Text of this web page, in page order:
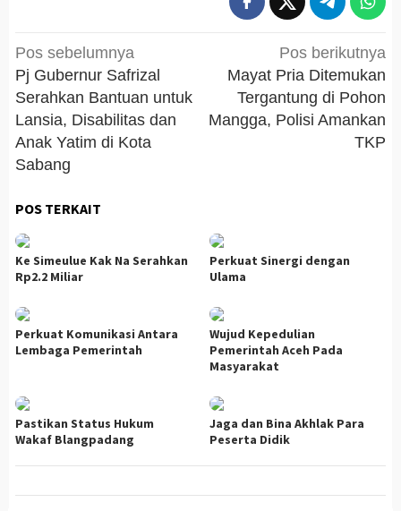
Navigasi
pos
Pos sebelumnya
Pj Gubernur Safrizal
Serahkan Bantuan untuk
Lansia, Disabilitas dan
Anak Yatim di Kota
Sabang
Pos berikutnya
Mayat Pria Ditemukan
Tergantung di Pohon
Mangga, Polisi Amankan
TKP
POS TERKAIT
Ke Simeulue Kak Na Serahkan
Rp2.2 Miliar
Perkuat Sinergi dengan
Ulama
Perkuat Komunikasi Antara
Lembaga Pemerintah
Wujud Kepedulian
Pemerintah Aceh Pada
Masyarakat
Pastikan Status Hukum
Wakaf Blangpadang
Jaga dan Bina Akhlak Para
Peserta Didik